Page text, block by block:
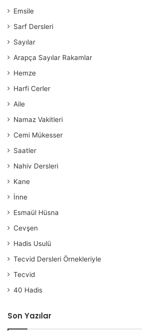
Emsile
Sarf Dersleri
Sayılar
Arapça Sayılar Rakamlar
Hemze
Harfi Cerler
Aile
Namaz Vakitleri
Cemi Mükesser
Saatler
Nahiv Dersleri
Kane
İnne
Esmaül Hüsna
Cevşen
Hadis Usulü
Tecvid Dersleri Örnekleriyle
Tecvid
40 Hadis
Son Yazılar